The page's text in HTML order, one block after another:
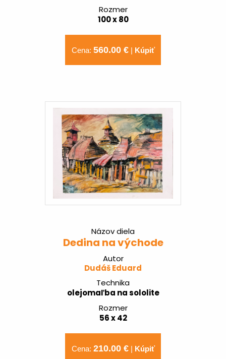
Rozmer
100 x 80
Cena: 560.00 €| Kúpiť
Názov diela
Dedina na východe
Autor
Dudáš Eduard
Technika
olejomaľba na sololite
Rozmer
56 x 42
Cena: 210.00 €| Kúpiť